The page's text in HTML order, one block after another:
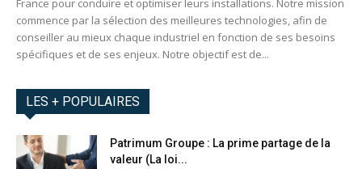
France pour conduire et optimiser leurs installations. Notre mission
commence par la sélection des meilleures technologies, afin de
conseiller au mieux chaque industriel en fonction de ses besoins
spécifiques et de ses enjeux. Notre objectif est de...
LES + POPULAIRES
Patrimum Groupe : La prime partage de la
valeur (La loi...